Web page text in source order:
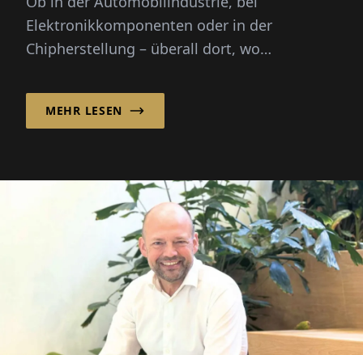
Elektronikkomponenten oder in der
Chipherstellung – überall dort, wo
hilft ...
MEHR LESEN